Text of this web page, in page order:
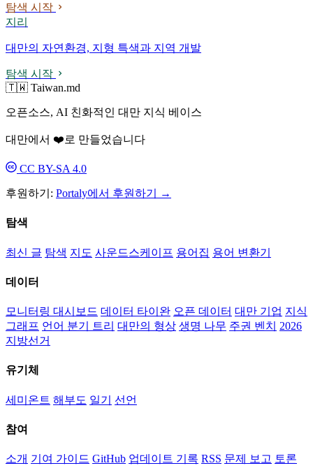
탐색 시작
지리
대만의 자연환경, 지형 특색과 지역 개발
탐색 시작
🇹🇼 Taiwan.md
오픈소스, AI 친화적인 대만 지식 베이스
대만에서 ❤️로 만들었습니다
CC BY-SA 4.0
후원하기: Portaly에서 후원하기 →
탐색
최신 글 탐색 지도 사운드스케이프 용어집 용어 변환기
데이터
모니터링 대시보드 데이터 타이완 오픈 데이터 대만 기업 지식
그래프 언어 분기 트리 대만의 형상 생명 나무 주권 벤치
2026
지방선거
유기체
세미온트 해부도 일기 선언
참여
소개 기여 가이드 GitHub 업데이트 기록 RSS 문제 보고 토론